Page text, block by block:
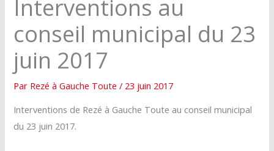
Interventions au
conseil municipal du 23
juin 2017
Par Rezé à Gauche Toute/ 23 juin 2017
Interventions de Rezé à Gauche Toute au conseil municipal
du 23 juin 2017.